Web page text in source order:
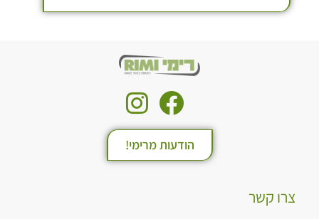
הודעות מרימי!
צרו קשר